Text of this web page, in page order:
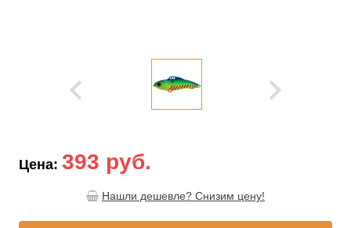
Цена: 393 руб.
Нашли дешевле? Снизим цену!